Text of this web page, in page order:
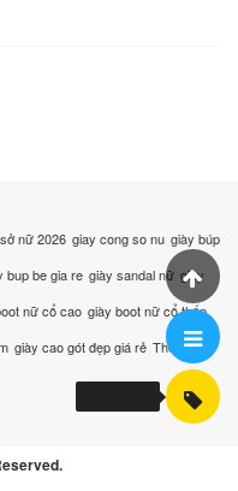
nữ 2026 giay cong so nu giày búp
bup be gia re giày sandal nữ giày
nữ cổ cao giày boot nữ cổ thấp
giày cao gót đẹp giá rẻ Thời trang